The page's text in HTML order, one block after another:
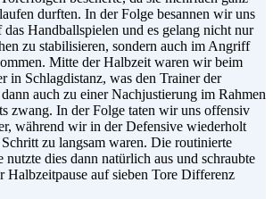
durften. In der Folge besannen wir uns
Handballspielen und es gelang nicht nur
zu stabilisieren, sondern auch im Angriff
Mitte der Halbzeit waren wir beim
in Schlagdistanz, was den Trainer der
auch zu einer Nachjustierung im Rahmen
zwang. In der Folge taten wir uns offensiv
während wir in der Defensive wiederholt
zu langsam waren. Die routinierte
nutzte dies dann natürlich aus und schraubte
Halbzeitpause auf sieben Tore Differenz